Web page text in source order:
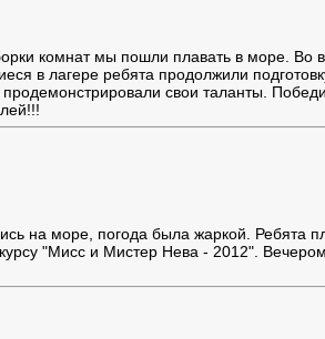
комнат мы пошли плавать в море. Во
в лагере ребята продолжили
свои таланты.
на море, погода была жаркой. Ребята
"Мисс и Мистер Нева - 2012".